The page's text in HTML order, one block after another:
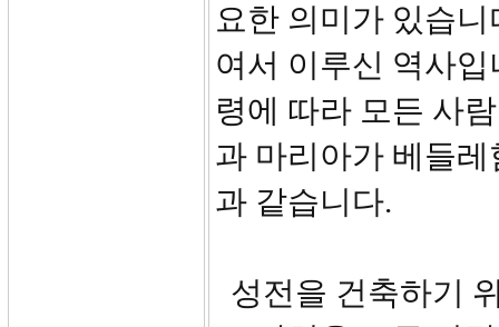
요한 의미가 있습
여서 이루신 역사
령에 따라 모든 사
과 마리아가 베들
과 같습니다.
성전을 건축하기